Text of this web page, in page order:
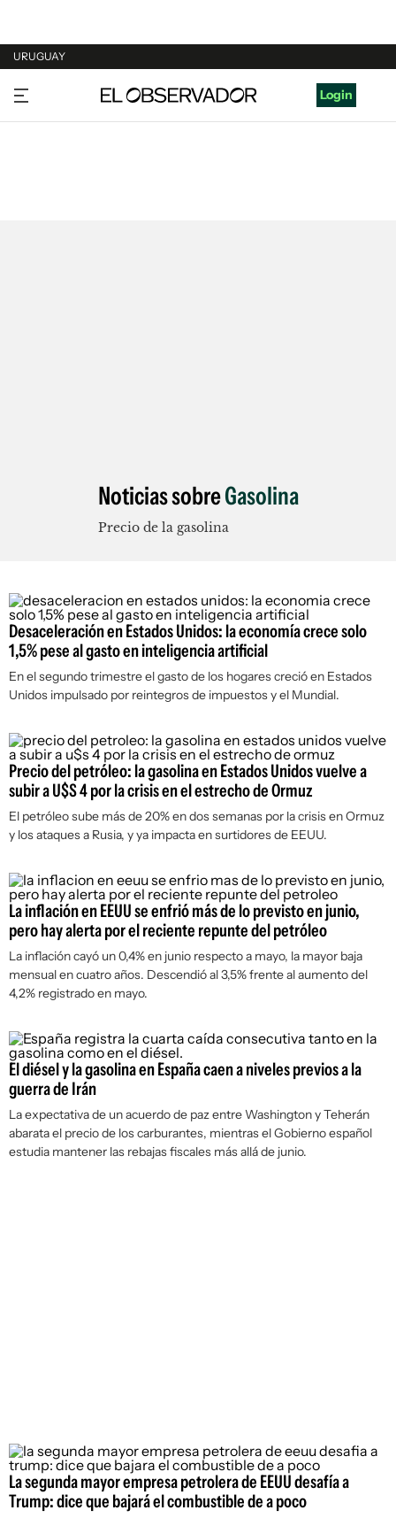
URUGUAY
URUGUAY
ARGENTINA
Login
Noticias sobreGasolina
Precio de la gasolina
Desaceleración en Estados Unidos: la economía crece solo
1,5% pese al gasto en inteligencia artificial
En el segundo trimestre el gasto de los hogares creció en Estados
Unidos impulsado por reintegros de impuestos y el Mundial.
Precio del petróleo: la gasolina en Estados Unidos vuelve a
subir a U$S 4 por la crisis en el estrecho de Ormuz
El petróleo sube más de 20% en dos semanas por la crisis en Ormuz
y los ataques a Rusia, y ya impacta en surtidores de EEUU.
La inflación en EEUU se enfrió más de lo previsto en junio,
pero hay alerta por el reciente repunte del petróleo
La inflación cayó un 0,4% en junio respecto a mayo, la mayor baja
mensual en cuatro años. Descendió al 3,5% frente al aumento del
4,2% registrado en mayo.
El diésel y la gasolina en España caen a niveles previos a la
guerra de Irán
La expectativa de un acuerdo de paz entre Washington y Teherán
abarata el precio de los carburantes, mientras el Gobierno español
estudia mantener las rebajas fiscales más allá de junio.
La segunda mayor empresa petrolera de EEUU desafía a
Trump: dice que bajará el combustible de a poco